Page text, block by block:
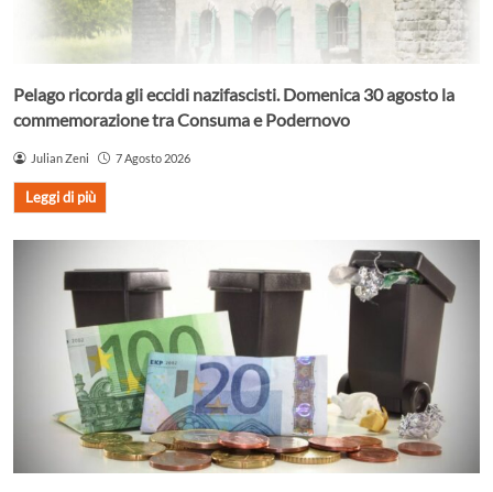
Pelago ricorda gli eccidi nazifascisti. Domenica 30 agosto la
commemorazione tra Consuma e Podernovo
Julian Zeni 7 Agosto 2026
Leggi di più